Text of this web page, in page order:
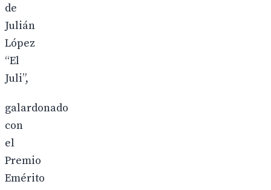
de
Julián
López
“El
Juli”,
galardonado
con
el
Premio
Emérito